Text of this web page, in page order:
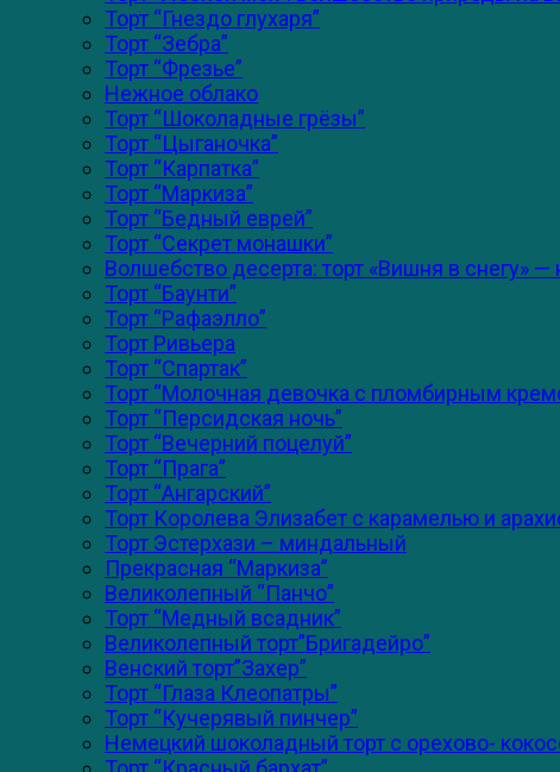
Торт “Гнездо глухаря”
Торт “Зебра”
Торт “Фрезье”
Нежное облако
Торт “Шоколадные грёзы”
Торт “Цыганочка”
Торт “Карпатка”
Торт “Маркиза”
Торт “Бедный еврей”
Торт “Секрет монашки”
Волшебство десерта: торт «Вишня в снегу»
Торт “Баунти”
Торт “Рафаэлло”
Торт Ривьера
Торт “Спартак”
Торт “Молочная девочка с пломбирным
Торт “Персидская ночь”
Торт “Вечерний поцелуй”
Торт “Прага”
Торт “Ангарский”
Торт Королева Элизабет с карамелью и
Торт Эстерхази – миндальный
Прекрасная “Маркиза”
Великолепный “Панчо”
Торт “Медный всадник”
Великолепный торт”Бригадейро”
Венский торт”Захер”
Торт “Глаза Клеопатры”
Торт “Кучерявый пинчер”
Немецкий шоколадный торт с орехово-